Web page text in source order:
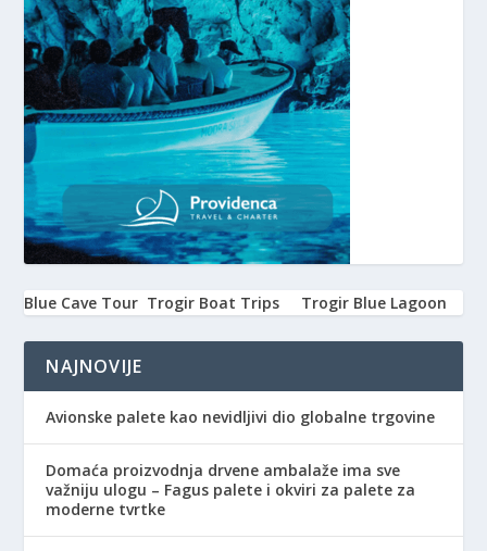
Blue Cave Tour Trogir Boat Trips Trogir Blue Lagoon
NAJNOVIJE
Avionske palete kao nevidljivi dio globalne trgovine
Domaća proizvodnja drvene ambalaže ima sve
važniju ulogu – Fagus palete i okviri za palete za
moderne tvrtke